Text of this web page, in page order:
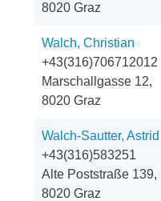
8020 Graz
Walch, Christian
+43(316)706712012
Marschallgasse 12,
8020 Graz
Walch-Sautter, Astrid
+43(316)583251
Alte Poststraße 139,
8020 Graz